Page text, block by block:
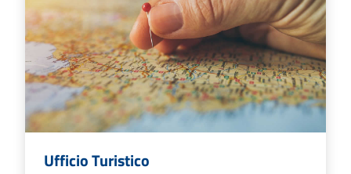
Ufficio Turistico